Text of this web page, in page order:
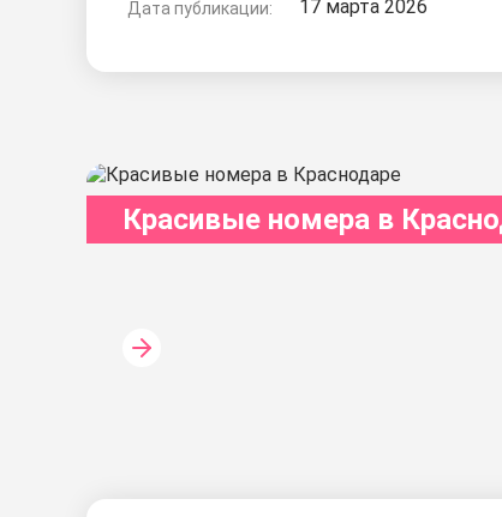
Дата публикации: 17 марта 2026
Красивые номера в